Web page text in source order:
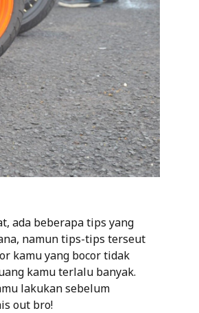
ada beberapa tips yang
namun tips-tips terseut
kamu yang bocor tidak
kamu terlalu banyak.
lakukan sebelum
out bro!